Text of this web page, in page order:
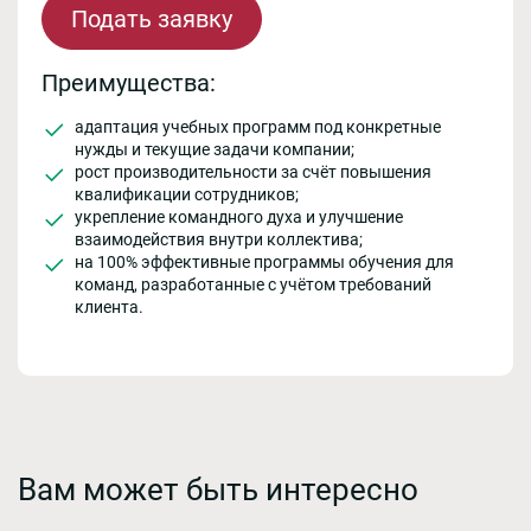
Подать заявку
Преимущества:
адаптация учебных программ под конкретные
нужды и текущие задачи компании;
рост производительности за счёт повышения
квалификации сотрудников;
укрепление командного духа и улучшение
взаимодействия внутри коллектива;
на 100% эффективные программы обучения для
команд, разработанные с учётом требований
клиента.
Вам может быть интересно